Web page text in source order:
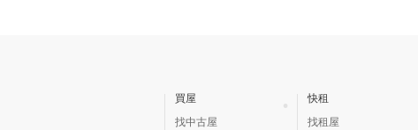
買屋
找中古屋
快租
找租屋